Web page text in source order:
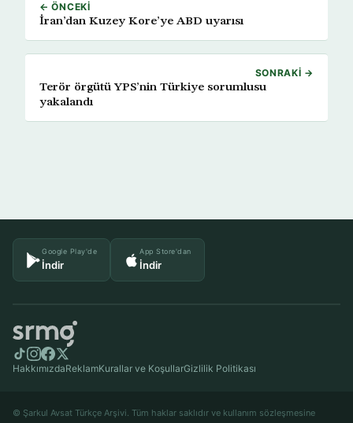
← ÖNCEKI
İran’dan Kuzey Kore’ye ABD uyarısı
SONRAKI →
Terör örgütü YPS’nin Türkiye sorumlusu
yakalandı
Google Play'de
İndir
App Store'dan
İndir
HakkımızdaReklamKurallar ve KoşullarGizlilik Politikası
© Şarkul Avsat Türkçe Arşivi. Tüm haklar saklıdır ve kullanım sözleşmesine